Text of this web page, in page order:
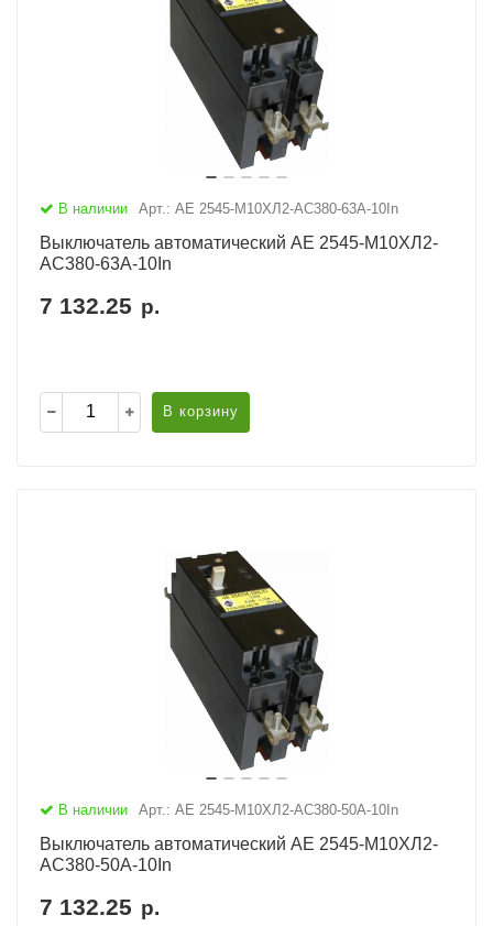
В наличии Арт.: АЕ 2545-М10ХЛ2-AC380-63А-10In
Выключатель автоматический АЕ 2545-М10ХЛ2-
AC380-63А-10In
7 132.25 р.
В корзину
В наличии Арт.: АЕ 2545-М10ХЛ2-AC380-50А-10In
Выключатель автоматический АЕ 2545-М10ХЛ2-
AC380-50А-10In
7 132.25 р.